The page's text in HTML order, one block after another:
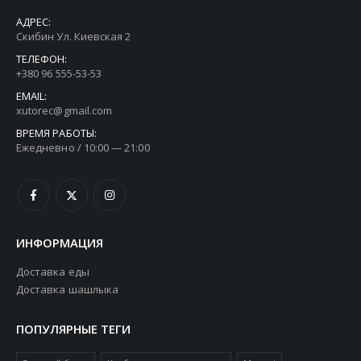
АДРЕС:
Скибин Ул. Киевская 2
ТЕЛЕФОН:
+380 96 555-53-53
EMAIL:
xutorec@gmail.com
ВРЕМЯ РАБОТЫ:
Ежедневно / 10:00 — 21:00
ИНФОРМАЦИЯ
Доставка еды
Доставка шашлыка
ПОПУЛЯРНЫЕ ТЕГИ